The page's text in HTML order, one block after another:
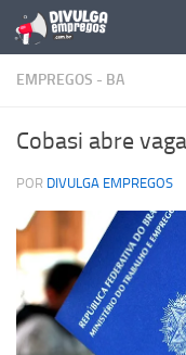
Skip to content
EMPREGOS - BA
Cobasi abre
POR DIVULGA EMPREGOS